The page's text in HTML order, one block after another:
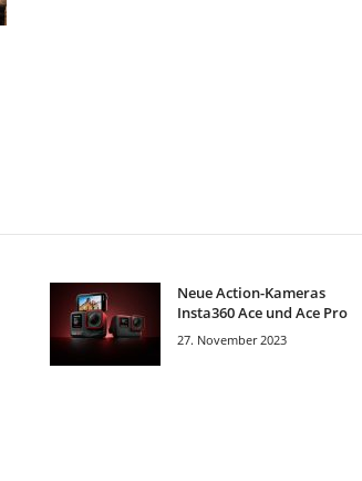
Neue Action-Kameras
Insta360 Ace und Ace Pro
27. November 2023